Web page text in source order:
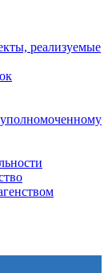
реализуемые